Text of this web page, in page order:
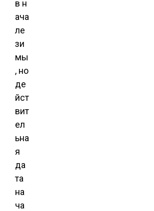
в н
ача
ле
зи
мы
, но
де
йст
вит
ел
ьна
я
да
та
на
ча